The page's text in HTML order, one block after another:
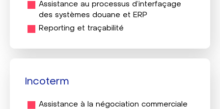
Assistance au processus d’interfaçage
des systèmes douane et ERP
Reporting et traçabilité
Incoterm
Assistance à la négociation commerciale